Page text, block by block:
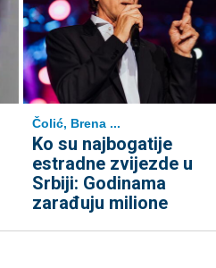
Čolić, Brena ...
Ko su najbogatije
estradne zvijezde u
Srbiji: Godinama
zarađuju milione